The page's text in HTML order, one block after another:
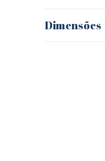
Dimensões